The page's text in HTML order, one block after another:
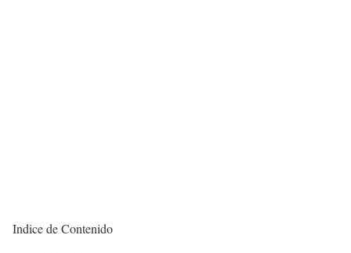
Indice de Contenido